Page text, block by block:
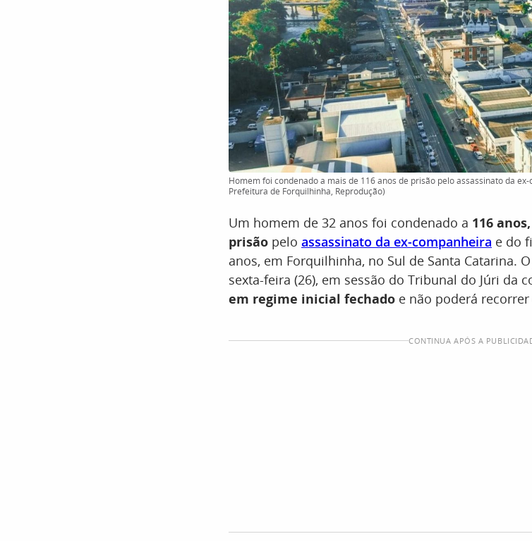
Homem foi condenado a mais de 116 anos de prisão pelo assassinato da
Prefeitura de Forquilhinha, Reprodução)
Um homem de 32 anos foi condenado a 116
prisão pelo assassinato da ex-companheira e do
anos, em Forquilhinha, no Sul de Santa Catarina.
sexta-feira (26), em sessão do Tribunal do Júri da
em regime inicial fechado e não poderá
CONTINUA APÓS A